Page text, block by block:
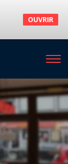
OUVRIR